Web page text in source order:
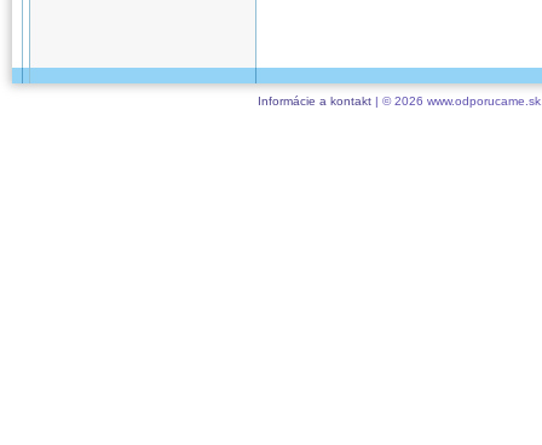
Informácie a kontakt| © 2026